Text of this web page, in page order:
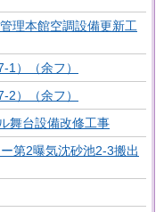
理本館空調設備更新工
1）（余フ）
2）（余フ）
舞台設備改修工事
第2曝気沈砂池2-3搬出